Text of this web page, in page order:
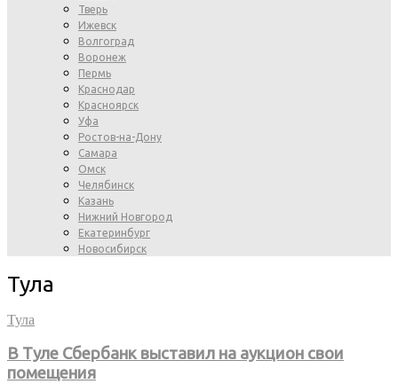
Тверь
Ижевск
Волгоград
Воронеж
Пермь
Краснодар
Красноярск
Уфа
Ростов-на-Дону
Самара
Омск
Челябинск
Казань
Нижний Новгород
Екатеринбург
Новосибирск
Тула
Тула
В Туле Сбербанк выставил на аукцион свои
помещения